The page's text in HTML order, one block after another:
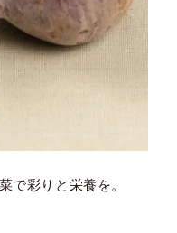
で彩りと栄養を。